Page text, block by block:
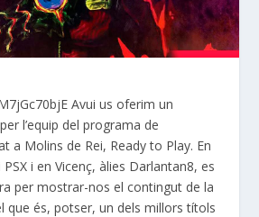
Avui us oferim un
l’equip del programa de
a Molins de Rei, Ready to Play. En
i en Vicenç, àlies Darlantan8, es
per mostrar-nos el contingut de la
que és, potser, un dels millors títols